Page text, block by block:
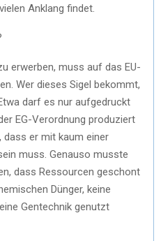
Anklang findet.
erwerben, muss auf das EU-
Wer dieses Sigel bekommt,
darf es nur aufgedruckt
EG-Verordnung produziert
er mit kaum einer
muss. Genauso musste
dass Ressourcen geschont
Dünger, keine
Gentechnik genutzt